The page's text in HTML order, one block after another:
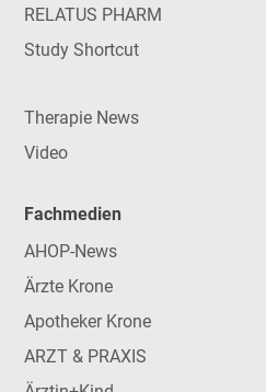
RELATUS PHARM
Study Shortcut
Therapie News
Video
Fachmedien
AHOP-News
Ärzte Krone
Apotheker Krone
ARZT & PRAXIS